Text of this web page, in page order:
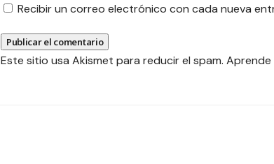
Recibir un correo electrónico con cada nueva
Este sitio usa Akismet para reducir el spam.